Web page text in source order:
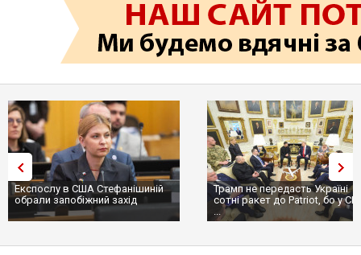
Експослу в США Стефанішиній
обрали запобіжний захід
Трамп не передасть Україні
сотні ракет до Patriot, бо у
...